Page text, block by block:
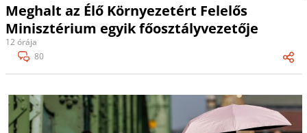
Meghalt az Élő Környezetért Felelős
Minisztérium egyik főosztályvezetője
12 órája
80